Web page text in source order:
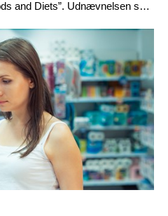
and Diets”. Udnævnelsen skal
gavnlige og skadelige